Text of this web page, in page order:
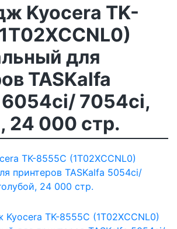
Kyocera TK-
для
TASKalfa
7054ci,
24 000 стр.